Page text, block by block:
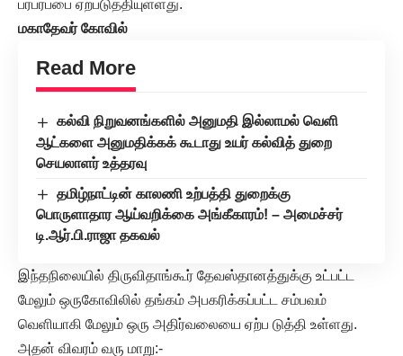
பரபரப்பை ஏற்படுத்தியுள்ளது.
மகாதேவர் கோவில்
Read More
கல்வி நிறுவனங்களில் அனுமதி இல்லாமல் வெளி
ஆட்களை அனுமதிக்கக் கூடாது உயர் கல்வித் துறை
செயலாளர் உத்தரவு
தமிழ்நாட்டின் காலணி உற்பத்தி துறைக்கு
பொருளாதார ஆய்வறிக்கை அங்கீகாரம்! – அமைச்சர்
டி.ஆர்.பி.ராஜா தகவல்
இந்தநிலையில் திருவிதாங்கூர் தேவஸ்தானத்துக்கு உட்பட்ட
மேலும் ஒருகோவிலில் தங்கம் அபகரிக்கப்பட்ட சம்பவம்
வெளியாகி மேலும் ஒரு அதிர்வலையை ஏற்ப டுத்தி உள்ளது.
அதன் விவரம் வரு மாறு:-